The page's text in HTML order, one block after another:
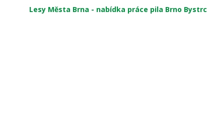
Lesy Města Brna - nabídka práce pila Brno Bystrc